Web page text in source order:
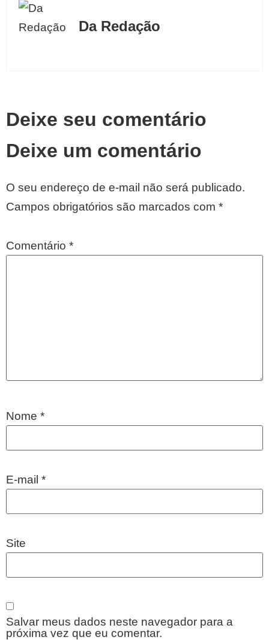
Da Redação
Deixe seu comentário
Deixe um comentário
O seu endereço de e-mail não será publicado.
Campos obrigatórios são marcados com *
Comentário *
Nome *
E-mail *
Site
Salvar meus dados neste navegador para a
próxima vez que eu comentar.